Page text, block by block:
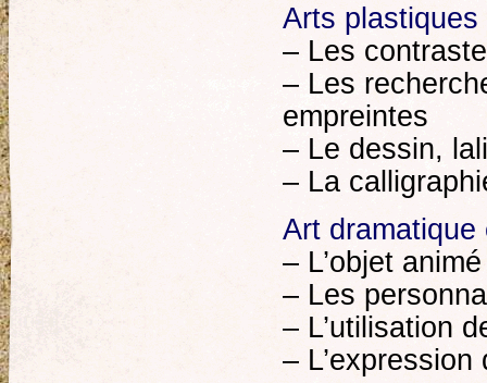
Arts plastiques
– Les
– Les
empreintes
– Le dessin,
– La
Art dramatique
– L’objet animé
– Les
– L’utilisation
–